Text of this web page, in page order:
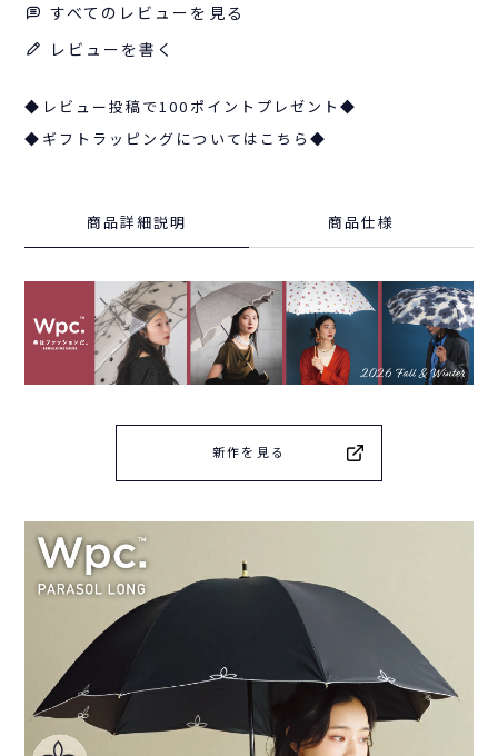
すべてのレビューを見る
レビューを書く
◆レビュー投稿で100ポイントプレゼント◆
◆ギフトラッピングについてはこちら◆
商品詳細説明 商品仕様
新作を見る